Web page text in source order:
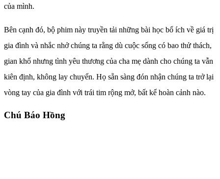
của mình.
Bên cạnh đó, bộ phim này truyền tải những bài học bổ ích về giá trị
gia đình và nhắc nhở chúng ta rằng dù cuộc sống có bao thử thách,
gian khổ nhưng tình yêu thương của cha mẹ dành cho chúng ta vẫn
kiên định, không lay chuyển. Họ sẵn sàng đón nhận chúng ta trở lại
vòng tay của gia đình với trái tim rộng mở, bất kể hoàn cảnh nào.
Chú Báo Hồng